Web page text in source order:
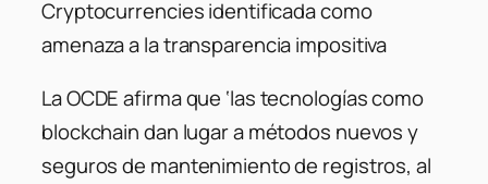
Cryptocurrencies identificada como
amenaza a la transparencia impositiva
La OCDE afirma que ‘las tecnologías como
blockchain dan lugar a métodos nuevos y
seguros de mantenimiento de registros, al